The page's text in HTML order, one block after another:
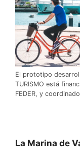
El prototipo
TURISMO está
FEDER, y
La Marina de